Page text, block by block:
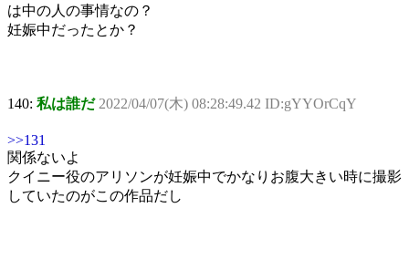
は中の人の事情なの？
妊娠中だったとか？
140: 私は誰だ 2022/04/07(木) 08:28:49.42 ID:gYYOrCqY
>>131
関係ないよ
クイニー役のアリソンが妊娠中でかなりお腹大きい時に撮影
していたのがこの作品だし